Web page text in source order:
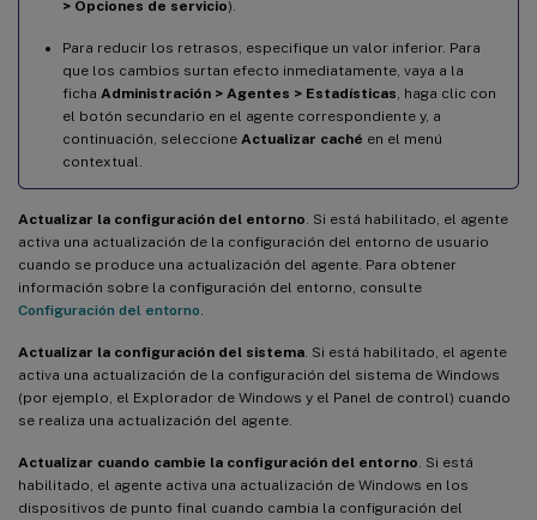
> Opciones de servicio).
Para reducir los retrasos, especifique un valor inferior. Para
que los cambios surtan efecto inmediatamente, vaya a la
ficha Administración > Agentes > Estadísticas , haga clic con
el botón secundario en el agente correspondiente y, a
continuación, seleccione Actualizar caché en el menú
contextual.
Actualizar la configuración del entorno . Si está habilitado, el agente
activa una actualización de la configuración del entorno de usuario
cuando se produce una actualización del agente. Para obtener
información sobre la configuración del entorno, consulte
Configuración del entorno
Actualizar la configuración del sistema . Si está habilitado, el agente
activa una actualización de la configuración del sistema de Windows
(por ejemplo, el Explorador de Windows y el Panel de control) cuando
se realiza una actualización del agente.
Actualizar cuando cambie la configuración del entorno . Si está
habilitado, el agente activa una actualización de Windows en los
dispositivos de punto final cuando cambia la configuración del